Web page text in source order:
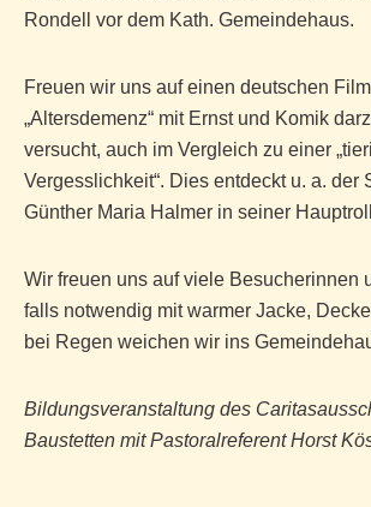
Rondell vor dem Kath. Gemeindehaus.
Freuen wir uns auf einen deutschen
„Altersdemenz“ mit Ernst und Komik
versucht, auch im Vergleich zu einer
Vergesslichkeit“. Dies entdeckt u. a. der
Günther Maria Halmer in seiner
Wir freuen uns auf viele Besucherinnen
falls notwendig mit warmer Jacke,
bei Regen weichen wir ins
Bildungsveranstaltung des
Baustetten mit Pastoralreferent Horst